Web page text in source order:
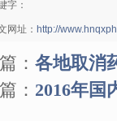
字：
网址： http://
： 各地取消
： 2016年国